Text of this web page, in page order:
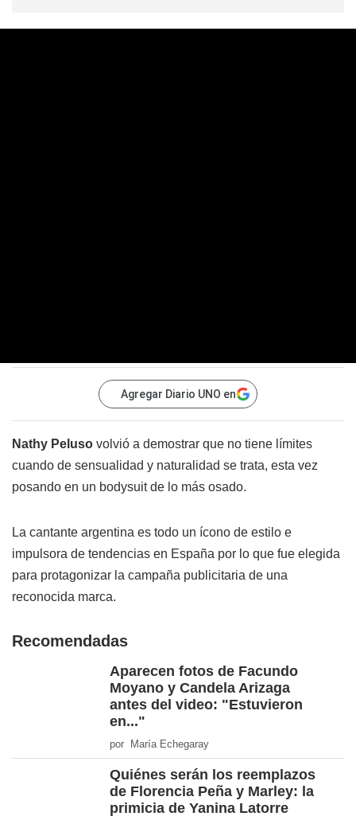
Agregar Diario UNO en
Nathy Peluso volvió a demostrar que no tiene límites
cuando de sensualidad y naturalidad se trata, esta vez
posando en un bodysuit de lo más osado.
La cantante argentina es todo un ícono de estilo e
impulsora de tendencias en España por lo que fue elegida
para protagonizar la campaña publicitaria de una
reconocida marca.
Recomendadas
Aparecen fotos de Facundo
Moyano y Candela Arizaga
antes del video: "Estuvieron
en..."
por María Echegaray
Quiénes serán los reemplazos
de Florencia Peña y Marley: la
primicia de Yanina Latorre